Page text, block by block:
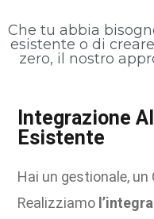
Che tu abbia
esistente o di
zero, il nostro
Integrazione
Esistente
Hai un gestionale, un
Realizziamo